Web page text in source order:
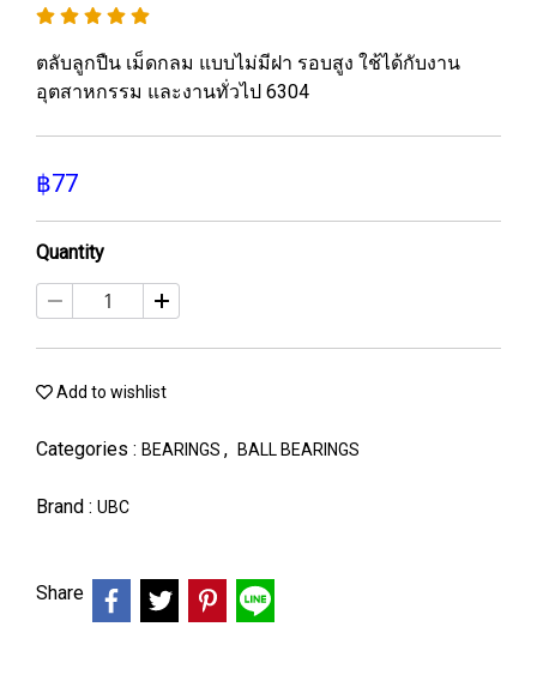
ตลับลูกปืน เม็ดกลม แบบไม่มีฝา รอบสูง ใช้ได้กับงาน
อุตสาหกรรม และงานทั่วไป 6304
฿77
Quantity
Add to wishlist
Categories : BEARINGS , BALL BEARINGS
Brand : UBC
Share